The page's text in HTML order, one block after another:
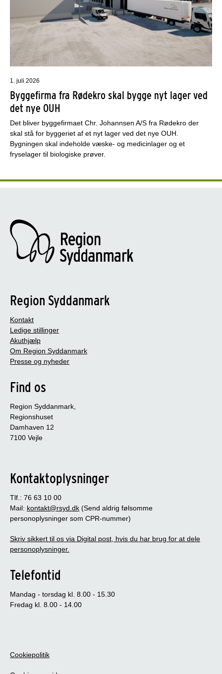
1. juli 2026
Byggefirma fra Rødekro skal bygge nyt lager ved
det nye OUH
Det bliver byggefirmaet Chr. Johannsen A/S fra Rødekro der
skal stå for byggeriet af et nyt lager ved det nye OUH.
Bygningen skal indeholde væske- og medicinlager og et
fryselager til biologiske prøver.
Region Syddanmark
Kontakt
Ledige stillinger
Akuthjælp
Om Region Syddanmark
Presse og nyheder
Find os
Region Syddanmark,
Regionshuset
Damhaven 12
7100 Vejle
Kontaktoplysninger
Tlf.: 76 63 10 00
Mail: kontakt@rsyd.dk (Send aldrig følsomme
personoplysninger som CPR-nummer)
Skriv sikkert til os via Digital post, hvis du har brug for at dele
personoplysninger.
Telefontid
Mandag - torsdag kl. 8.00 - 15.30
Fredag kl. 8.00 - 14.00
Cookiepolitik